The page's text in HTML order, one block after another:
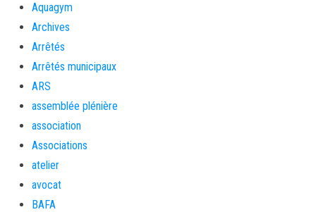
Aquagym
Archives
Arrêtés
Arrêtés municipaux
ARS
assemblée plénière
association
Associations
atelier
avocat
BAFA